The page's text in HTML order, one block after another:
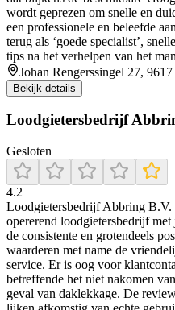
wordt geprezen om snelle en
een professionele en beleefde
terug als ‘goede specialist’,
tips na het verhelpen van het
Johan Rengerssingel 27,
Bekijk details
Loodgietersbedrijf
Gesloten
4.2
Loodgietersbedrijf Abbring B.V.
opererend loodgietersbedrijf
de consistente en grotendeels
waarderen met name de
service. Er is oog voor
betreffende het niet nakomen
geval van daklekkage. De